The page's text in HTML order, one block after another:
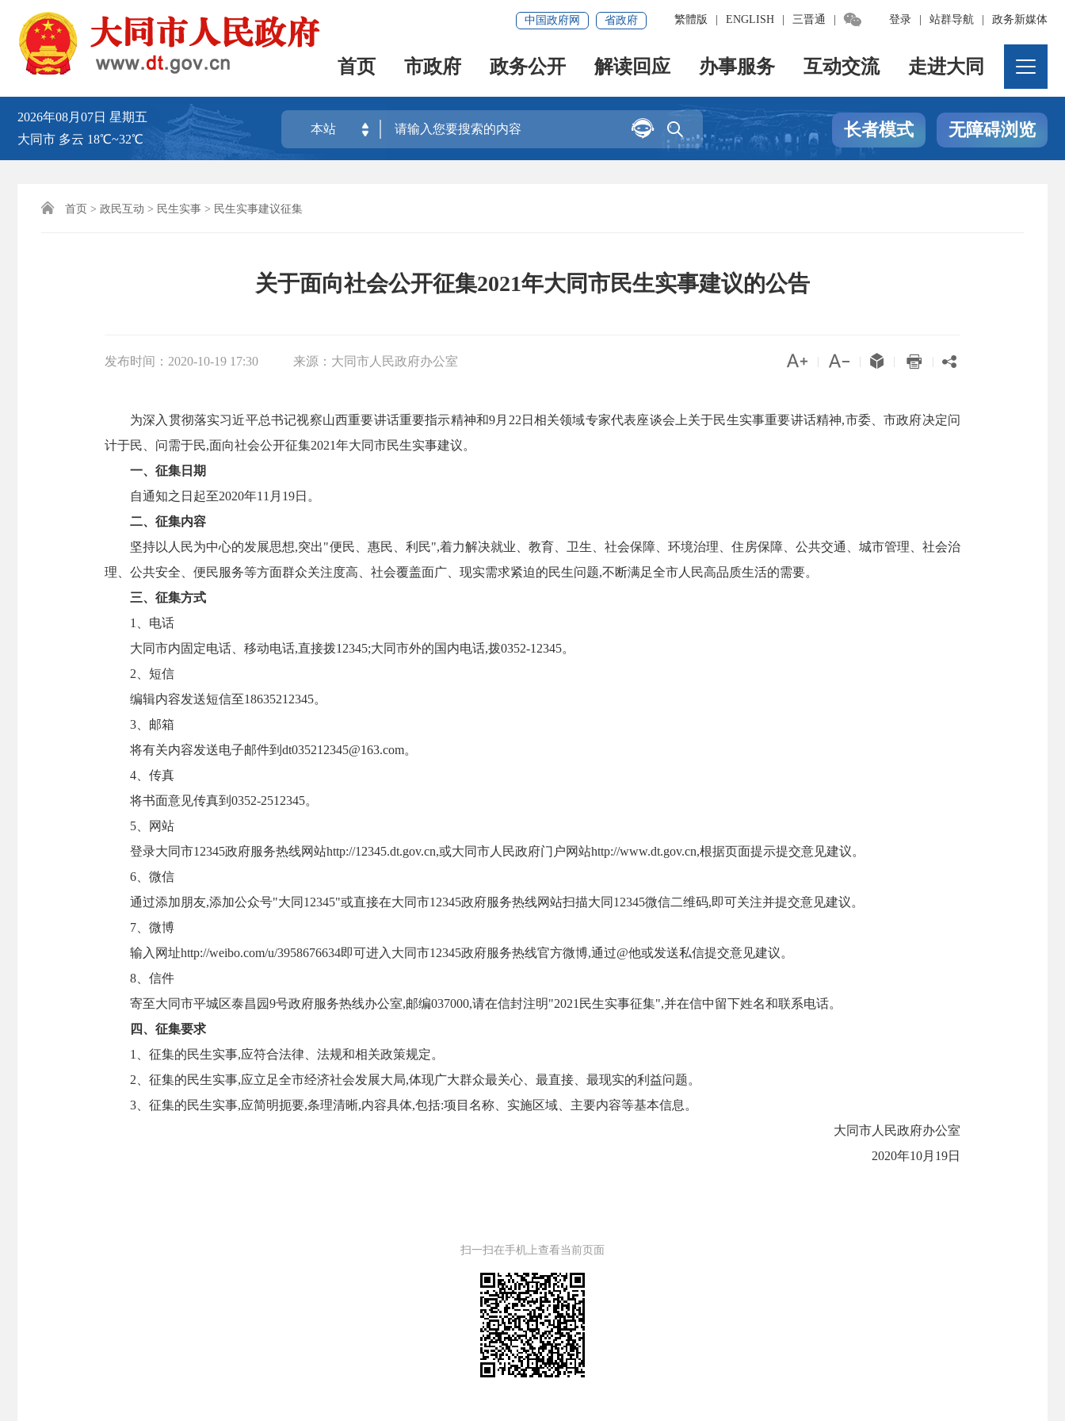
登录 站群导航 政务新媒体
繁體版 ENGLISH 三晋通 
中国政府网 省政府
首页 市政府 政务公开 解读回应 办事服务 互动交流 走进大同
2026年08月07日 星期五
大同市 多云 18℃~32℃
本站 
 长者模式 无障碍浏览
 首页 > 政民互动 > 民生实事 > 民生实事建议征集
关于面向社会公开征集2021年大同市民生实事建议的公告
发布时间： 2020-10-19 17:30 来源： 大同市人民政府办公室     
为深入贯彻落实习近平总书记视察山西重要讲话重要指示精神和9月22日相关领域专家代表座谈会上关于民生实事重要讲话精神,市委、市政府决定问
计于民、问需于民,面向社会公开征集2021年大同市民生实事建议。
一、征集日期
自通知之日起至2020年11月19日。
二、征集内容
坚持以人民为中心的发展思想,突出"便民、惠民、利民",着力解决就业、教育、卫生、社会保障、环境治理、住房保障、公共交通、城市管理、社会治
理、公共安全、便民服务等方面群众关注度高、社会覆盖面广、现实需求紧迫的民生问题,不断满足全市人民高品质生活的需要。
三、征集方式
1、电话
大同市内固定电话、移动电话,直接拨12345;大同市外的国内电话,拨0352-12345。
2、短信
编辑内容发送短信至18635212345。
3、邮箱
将有关内容发送电子邮件到dt035212345@163.com。
4、传真
将书面意见传真到0352-2512345。
5、网站
登录大同市12345政府服务热线网站http://12345.dt.gov.cn,或大同市人民政府门户网站http://www.dt.gov.cn,根据页面提示提交意见建议。
6、微信
通过添加朋友,添加公众号"大同12345"或直接在大同市12345政府服务热线网站扫描大同12345微信二维码,即可关注并提交意见建议。
7、微博
输入网址http://weibo.com/u/3958676634即可进入大同市12345政府服务热线官方微博,通过@他或发送私信提交意见建议。
8、信件
寄至大同市平城区泰昌园9号政府服务热线办公室,邮编037000,请在信封注明"2021民生实事征集",并在信中留下姓名和联系电话。
四、征集要求
1、征集的民生实事,应符合法律、法规和相关政策规定。
2、征集的民生实事,应立足全市经济社会发展大局,体现广大群众最关心、最直接、最现实的利益问题。
3、征集的民生实事,应简明扼要,条理清晰,内容具体,包括:项目名称、实施区域、主要内容等基本信息。
大同市人民政府办公室
2020年10月19日
扫一扫在手机上查看当前页面